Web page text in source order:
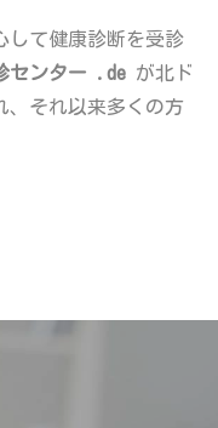
して健康診断を受診
センター .de が北ド
、それ以来多くの方